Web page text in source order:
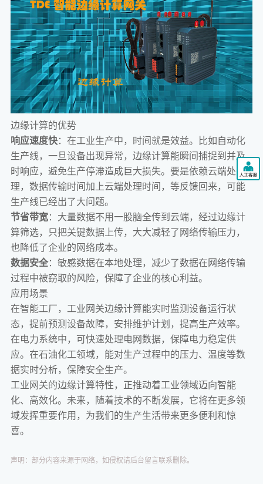
边缘计算的优势
响应速度快：在工业生产中，时间就是效益。比如自动化
生产线，一旦设备出现异常，边缘计算能瞬间捕捉到并及
时响应，避免生产停滞造成巨大损失。要是依赖云端处
理，数据传输时间加上云端处理时间，等反馈回来，可能
生产线已经出了大问题。
节省带宽：大量数据不用一股脑全传到云端，经过边缘计
算筛选，只把关键数据上传，大大减轻了网络传输压力，
也降低了企业的网络成本。
数据安全：敏感数据在本地处理，减少了数据在网络传输
过程中被窃取的风险，保障了企业的核心利益。
应用场景
在智能工厂，工业网关边缘计算能实时监测设备运行状
态，提前预测设备故障，安排维护计划，提高生产效率。
在电力系统中，可快速处理电网数据，保障电力稳定供
应。在石油化工领域，能对生产过程中的压力、温度等数
据实时分析，保障安全生产。
工业网关的边缘计算特性，正推动着工业领域迈向智能
化、高效化。未来，随着技术的不断发展，它将在更多领
域发挥重要作用，为我们的生产生活带来更多便利和惊
喜。
声明：部分内容来源于网络，如侵权请后台留言联系删除。